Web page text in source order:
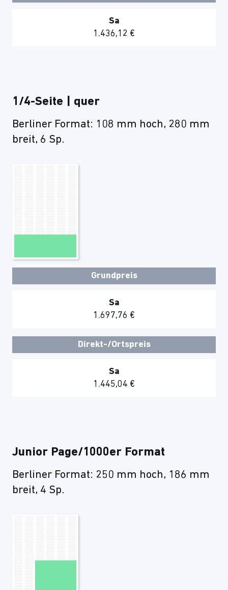
Sa
1.436,12 €
1/4-Seite | quer
Berliner Format: 108 mm hoch, 280 mm
breit, 6 Sp.
Grundpreis
Sa
1.697,76 €
Direkt-/Ortspreis
Sa
1.445,04 €
Junior Page/1000er Format
Berliner Format: 250 mm hoch, 186 mm
breit, 4 Sp.